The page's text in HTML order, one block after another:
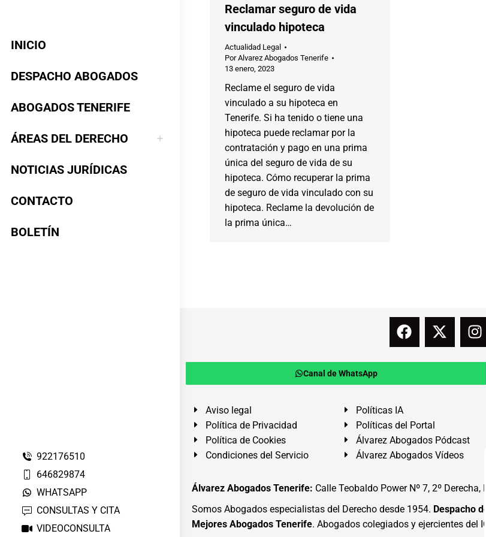
INICIO
DESPACHO ABOGADOS
ABOGADOS TENERIFE
ÁREAS DEL DERECHO
NOTICIAS JURÍDICAS
CONTACTO
BOLETÍN
922176510
646829874
WHATSAPP
CONSULTAS Y CITA
VIDEOCONSULTA
Reclamar seguro de vida
vinculado hipoteca
Actualidad Legal
PorAlvarez Abogados Tenerife
13 enero, 2023
Reclame el seguro de vida
vinculado a su hipoteca en
Tenerife. Si ha tenido o tiene una
hipoteca puede reclamar por la
contratación y pago en una prima
única del seguro de vida de su
hipoteca. Cómo recuperar la prima
de seguro de vida vinculado con su
hipoteca. Reclame la devolución de
la prima única…
Canal de WhatsApp
Aviso legal
Política de Privacidad
Política de Cookies
Condiciones del Servicio
Políticas IA
Políticas del Portal
Álvarez Abogados Pódcast
Álvarez Abogados Vídeos
Álvarez Abogados Tenerife: Calle Teobaldo Power Nº 7, 2º
Somos Abogados especialistas del Derecho desde 1954. Despacho
Mejores Abogados Tenerife. Abogados colegiados y ejercientes del